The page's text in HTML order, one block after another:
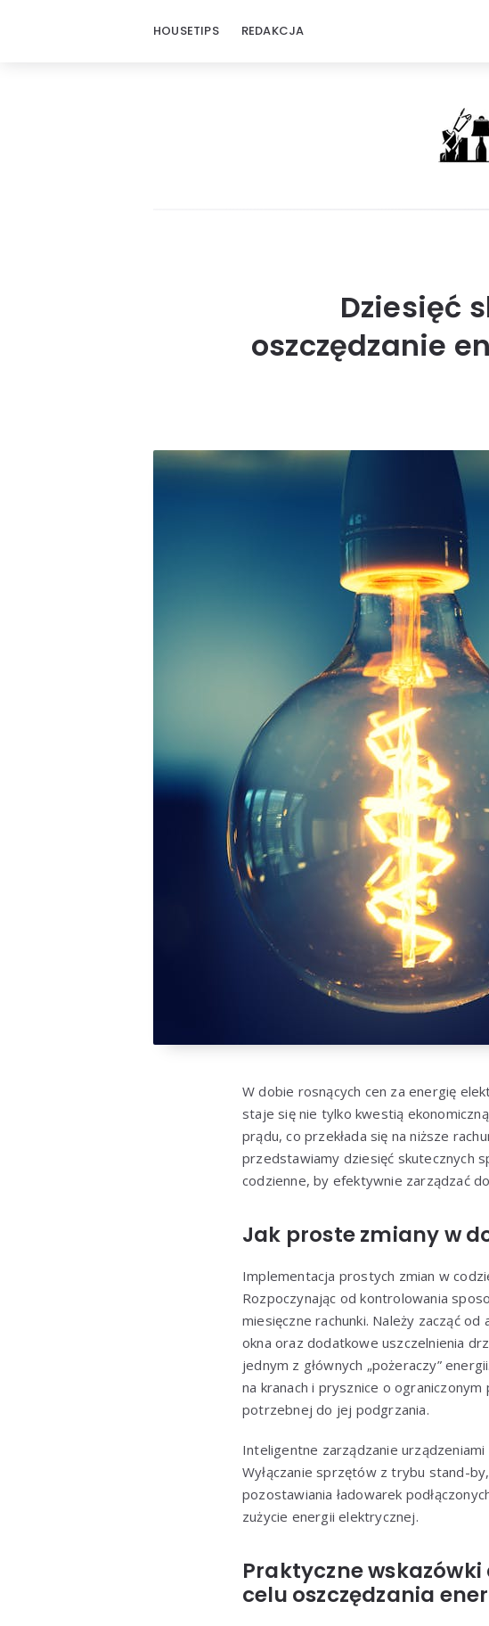
HOUSETIPS REDAKCJA
Dziesięć
oszczędzanie
W dobie rosnących cen za energię
staje się nie tylko kwestią
prądu, co przekłada się na niższe
przedstawiamy dziesięć skutecznych
codzienne, by efektywnie zarządzać
Jak proste zmiany w
Implementacja prostych zmian w
Rozpoczynając od kontrolowania
miesięczne rachunki. Należy zacząć
okna oraz dodatkowe uszczelnienia
jednym z głównych „pożeraczy”
na kranach i prysznice o
potrzebnej do jej podgrzania.
Inteligentne zarządzanie
Wyłączanie sprzętów z trybu stand-
pozostawiania ładowarek
zużycie energii elektrycznej.
Praktyczne
celu oszczędzania